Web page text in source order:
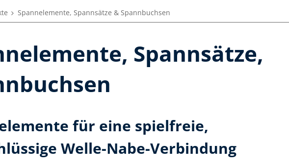
Spannelemente, Spannsätze & Spannbuchsen
Spannsätze,
für eine spielfreie,
Welle-Nabe-Verbindung